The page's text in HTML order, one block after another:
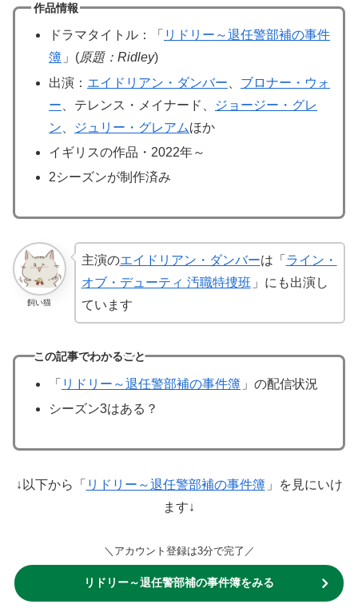
作品情報
ドラマタイトル：「 リドリー～退任警部補の事件
簿 」(原題：Ridley)
出演： エイドリアン・ダンバー
ブロナー・ウォ
ー 、テレンス・メイナード、
ジョージー・グレ
ン
ジュリー・グレアムほか
イギリスの作品・2022年～
2シーズンが制作済み
飼い猫
主演のエイドリアン・ダンバーは「 ライン・
オブ・デューティ 汚職特捜班 」にも出演し
ています
この記事でわかること
「 リドリー～退任警部補の事件簿 」の配信状況
シーズン3はある？
↓以下から「 リドリー～退任警部補の事件簿 」を見にいけ
ます↓
＼アカウント登録は3分で完了／
リドリー～退任警部補の事件簿をみる